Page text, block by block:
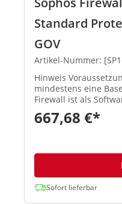
Standard
GOV
Artikel-Nummer:
Hinweis
mindestens eine Base Lizenz Die
Firewall ist als
virtuelle
KVM und Citrix) e...
667,68 €*
Sofort lieferbar